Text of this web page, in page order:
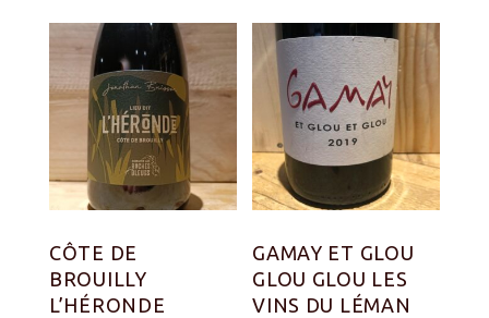
CÔTE DE
BROUILLY
L’HÉRONDE
GAMAY ET GLOU
GLOU GLOU LES
VINS DU LÉMAN